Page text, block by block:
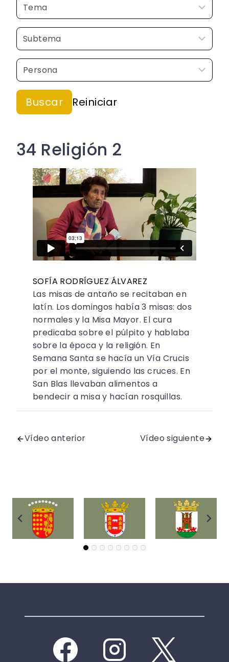
34 Religión 2
SOFÍA RODRÍGUEZ ÁLVAREZ
Las misas de antaño se recitaban en
latín. Los domingos había 3 misas: dos
normales y la Misa Mayor. El cura
predicaba sobre el púlpito y hablaba
sobre la época y la religión. En
Semana Santa se hacía un Vía Crucis
por el monte, siguiendo las cruces. En
San Blas llevaban alimentos a
bendecir a misa y hacían rosquillas.
Vídeo anterior Vídeo siguiente